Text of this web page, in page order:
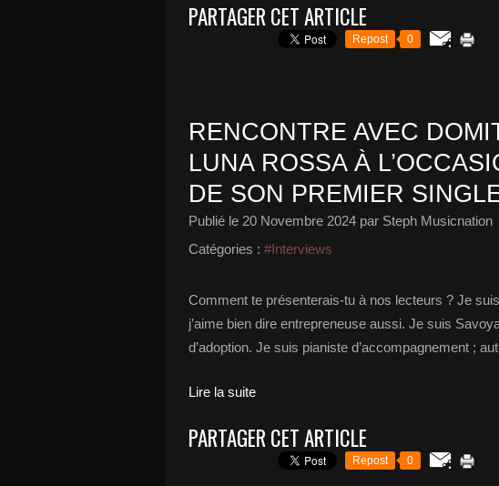
PARTAGER CET ARTICLE
Repost 0
RENCONTRE AVEC
LUNA ROSSA À
DE SON PREMIER
Publié le 20 Novembre 2024 par Steph Musicnation
Catégories : #Interviews
Comment te présenterais-tu à nos lecteurs ? Je
j’aime bien dire entrepreneuse aussi. Je suis
d’adoption. Je suis pianiste d’accompagnement ;
Lire la suite
PARTAGER CET ARTICLE
Repost 0